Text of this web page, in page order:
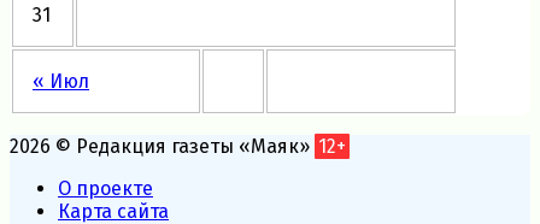
« Июл
31
2026 © Редакция газеты «Маяк» 12+
О проекте
Карта сайта